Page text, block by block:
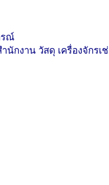
รณ์
กงาน วัสดุ เครื่องจักรเ